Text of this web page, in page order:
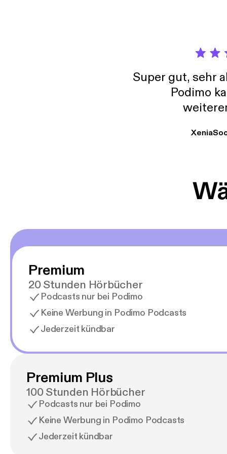
Super gut, sehr
Podimo
Premium
20 Stunden Hörbücher
Podcasts nur bei Podimo
Keine Werbung in Podimo Podcasts
Jederzeit kündbar
Premium Plus
100 Stunden Hörbücher
Podcasts nur bei Podimo
Keine Werbung in Podimo Podcasts
Jederzeit kündbar